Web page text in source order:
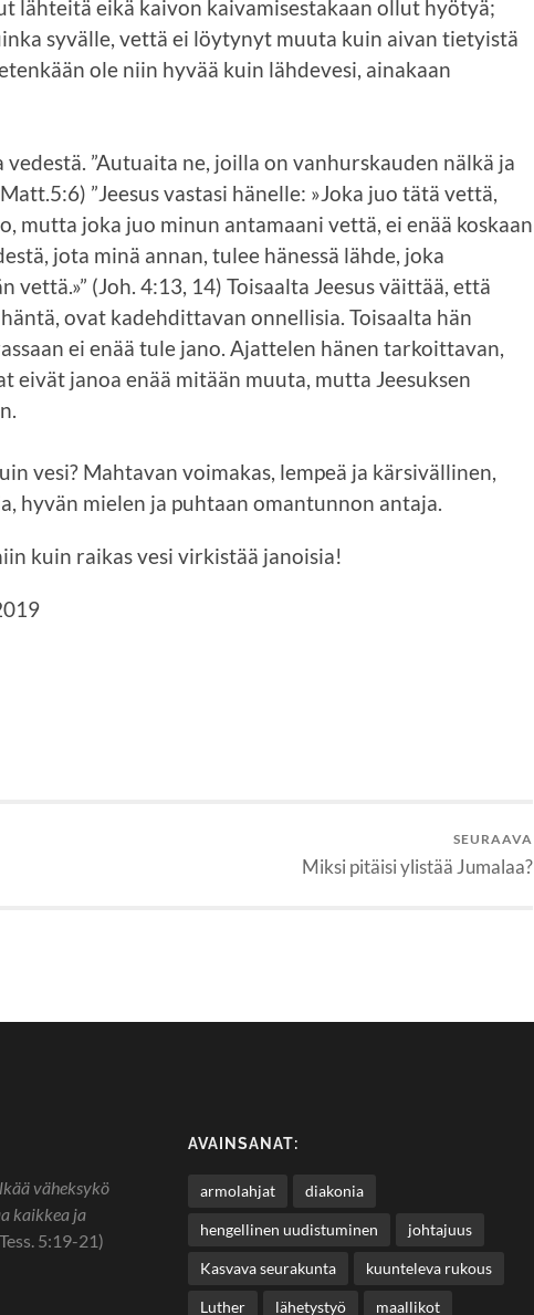
lähteitä eikä kaivon kaivamisestakaan ollut hyötyä;
syvälle, vettä ei löytynyt muuta kuin aivan tietyistä
ole niin hyvää kuin lähdevesi, ainakaan
vedestä. ”Autuaita ne, joilla on vanhurskauden nälkä ja
”Jeesus vastasi hänelle: »Joka juo tätä vettä,
mutta joka juo minun antamaani vettä, ei enää koskaan
jota minä annan, tulee hänessä lähde, joka
vettä.»” (Joh. 4:13, 14) Toisaalta Jeesus väittää, että
ovat kadehdittavan onnellisia. Toisaalta hän
ei enää tule jano. Ajattelen hänen tarkoittavan,
eivät janoa enää mitään muuta, mutta Jeesuksen
vesi? Mahtavan voimakas, lempeä ja kärsivällinen,
hyvän mielen ja puhtaan omantunnon antaja.
kuin raikas vesi virkistää janoisia!
SEURAAVA
Miksi pitäisi ylistää Jumalaa?
väheksykö
kaikkea ja
5:19-21)
AVAINSANAT:
armolahjat diakonia
hengellinen uudistuminen johtajuus
Kasvava seurakunta kuunteleva rukous
Luther lähetystyö maallikot